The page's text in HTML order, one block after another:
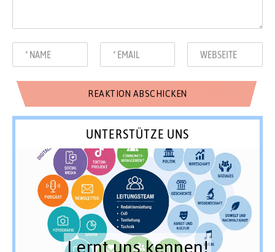
UNTERSTÜTZE UNS
Lernt uns kennen!